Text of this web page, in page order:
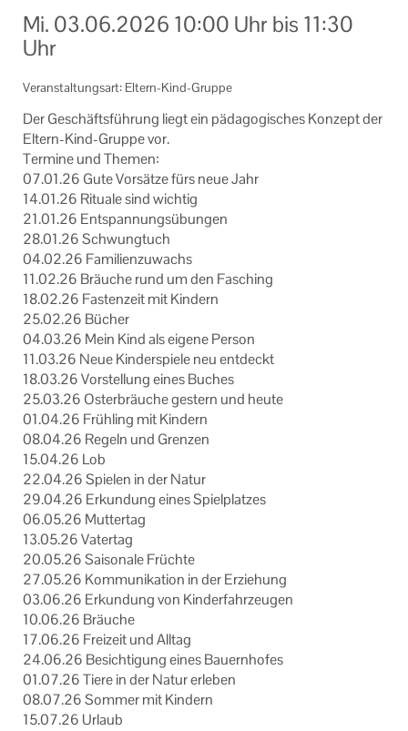
Mi. 03.06.2026 10:00 Uhr bis 11:30
Uhr
Veranstaltungsart: Eltern-Kind-Gruppe
Der Ge­schäfts­füh­rung liegt ein päd­ago­gi­sches Kon­zept der
Eltern-​Kind-Gruppe vor.
Ter­mi­ne und The­men:
07.01.26 Gute Vor­sät­ze fürs neue Jahr
14.01.26 Ri­tua­le sind wich­tig
21.01.26 Ent­span­nungs­übun­gen
28.01.26 Schwung­tuch
04.02.26 Fa­mi­li­en­zu­wachs
11.02.26 Bräu­che rund um den Fa­sching
18.02.26 Fas­ten­zeit mit Kin­dern
25.02.26 Bü­cher
04.03.26 Mein Kind als ei­ge­ne Per­son
11.03.26 Neue Kin­der­spie­le neu ent­deckt
18.03.26 Vor­stel­lung eines Bu­ches
25.03.26 Os­ter­bräu­che ges­tern und heute
01.04.26 Früh­ling mit Kin­dern
08.04.26 Re­geln und Gren­zen
15.04.26 Lob
22.04.26 Spie­len in der Natur
29.04.26 Er­kun­dung eines Spiel­plat­zes
06.05.26 Mut­ter­tag
13.05.26 Va­ter­tag
20.05.26 Sai­so­na­le Früch­te
27.05.26 Kom­mu­ni­ka­ti­on in der Er­zie­hung
03.06.26 Er­kun­dung von Kin­der­fahr­zeu­gen
10.06.26 Bräu­che
17.06.26 Frei­zeit und All­tag
24.06.26 Be­sich­ti­gung eines Bau­ern­ho­fes
01.07.26 Tiere in der Natur er­le­ben
08.07.26 Som­mer mit Kin­dern
15.07.26 Ur­laub
Informationen
Machen Sie mit!
Ihr Kontakt zu uns
Impressum
Datenschutzerklärung